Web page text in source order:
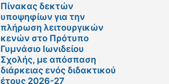
Πίνακας δεκτών
υποψηφίων για την
πλήρωση λειτουργικών
κενών στο Πρότυπο
Γυμνάσιο Ιωνιδείου
Σχολής, με απόσπαση
διάρκειας ενός διδακτικού
έτους 2026-27